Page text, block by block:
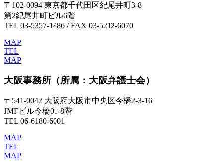
〒102-0094 東京都千代田区紀尾井町3-8
第2紀尾井町ビル6階
TEL 03-5357-1486 / FAX 03-5212-6070
MAP
TEL
MAP
大阪事務所 （所属：大阪弁護士会）
〒541-0042 大阪府大阪市中央区今橋2-3-16
JMFビル今橋01-8階
TEL 06-6180-6001
MAP
TEL
MAP